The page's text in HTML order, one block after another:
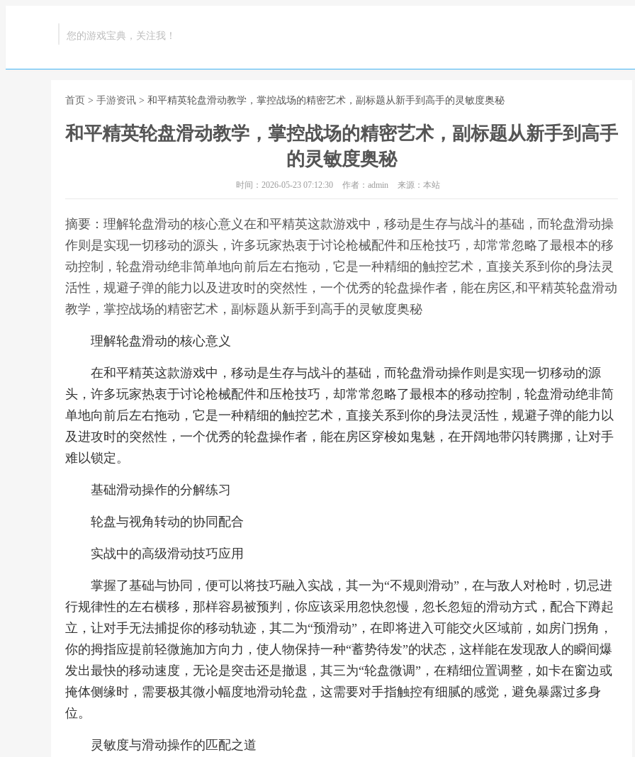
您的游戏宝典，关注我！
首页 > 手游资讯 > 和平精英轮盘滑动教学，掌控战场的精密艺术，副标题从新手到高手的灵敏度奥秘
和平精英轮盘滑动教学，掌控战场的精密艺术，副标题从新手到高手
的灵敏度奥秘
时间：2026-05-23 07:12:30 作者：admin 来源：本站
摘要：理解轮盘滑动的核心意义在和平精英这款游戏中，移动是生存与战斗的基础，而轮盘滑动操
作则是实现一切移动的源头，许多玩家热衷于讨论枪械配件和压枪技巧，却常常忽略了最根本的移
动控制，轮盘滑动绝非简单地向前后左右拖动，它是一种精细的触控艺术，直接关系到你的身法灵
活性，规避子弹的能力以及进攻时的突然性，一个优秀的轮盘操作者，能在房区,和平精英轮盘滑动
教学，掌控战场的精密艺术，副标题从新手到高手的灵敏度奥秘
理解轮盘滑动的核心意义
在和平精英这款游戏中，移动是生存与战斗的基础，而轮盘滑动操作则是实现一切移动的源
头，许多玩家热衷于讨论枪械配件和压枪技巧，却常常忽略了最根本的移动控制，轮盘滑动绝非简
单地向前后左右拖动，它是一种精细的触控艺术，直接关系到你的身法灵活性，规避子弹的能力以
及进攻时的突然性，一个优秀的轮盘操作者，能在房区穿梭如鬼魅，在开阔地带闪转腾挪，让对手
难以锁定。
基础滑动操作的分解练习
轮盘与视角转动的协同配合
实战中的高级滑动技巧应用
掌握了基础与协同，便可以将技巧融入实战，其一为“不规则滑动”，在与敌人对枪时，切忌进
行规律性的左右横移，那样容易被预判，你应该采用忽快忽慢，忽长忽短的滑动方式，配合下蹲起
立，让对手无法捕捉你的移动轨迹，其二为“预滑动”，在即将进入可能交火区域前，如房门拐角，
你的拇指应提前轻微施加方向力，使人物保持一种“蓄势待发”的状态，这样能在发现敌人的瞬间爆
发出最快的移动速度，无论是突击还是撤退，其三为“轮盘微调”，在精细位置调整，如卡在窗边或
掩体侧缘时，需要极其微小幅度地滑动轮盘，这需要对手指触控有细腻的感觉，避免暴露过多身
位。
灵敏度与滑动操作的匹配之道